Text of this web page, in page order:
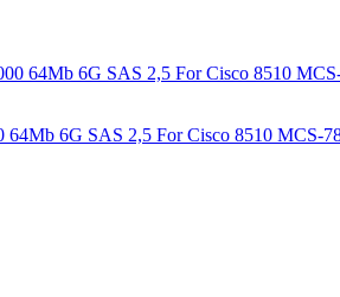
6G SAS 2,5 For Cisco 8510